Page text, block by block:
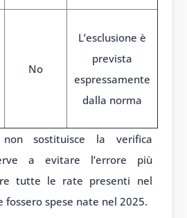
No
L’esclusione è
prevista
espressamente
dalla norma
sostituisce la verifica
a evitare l’errore più
tutte le rate presenti nel
fossero spese nate nel 2025.